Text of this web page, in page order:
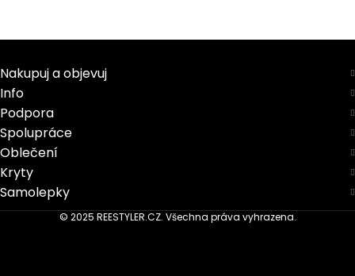
Nakupuj a objevuj
Info
Podpora
Spolupráce
Oblečení
Kryty
Samolepky
© 2025 REESTYLER.CZ. Všechna práva vyhrazena.